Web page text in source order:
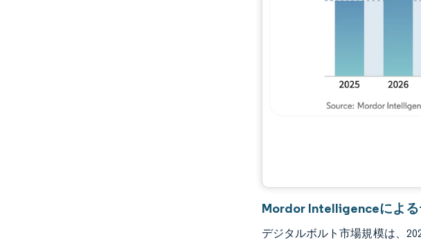
Mordor Intelligenceによ
デジタルボルト市場規模は、